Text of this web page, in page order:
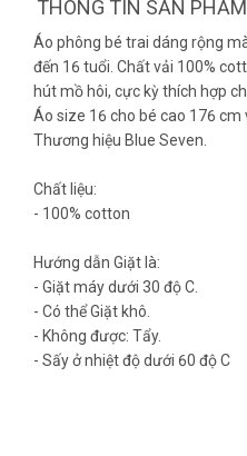
THÔNG TIN SẢN PHẨM
Áo phông bé trai dáng rộng
đến 16 tuổi. Chất vải 100%
hút mồ hôi, cực kỳ thích hợp
Áo size 16 cho bé cao 176 cm
Thương hiệu Blue Seven.
Chất liệu:
- 100% cotton
Hướng dẫn Giặt là:
- Giặt máy dưới 30 độ C.
- Có thể Giặt khô.
- Không được: Tẩy.
- Sấy ở nhiệt độ dưới 60 độ C